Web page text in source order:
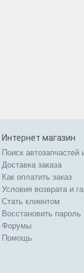
Интернет магазин
Поиск автозапчастей
Доставка заказа
Как оплатить заказ
Условия возврата и
Стать клиентом
Восстановить пароль
Форумы
Помощь